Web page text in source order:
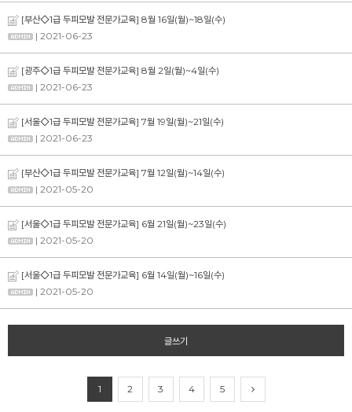
[부산◇1급 두피모발 전문가교육] 8월 16일(월)~18일(수)
| 2021-06-23
[광주◇1급 두피모발 전문가교육] 8월 2일(월)~4일(수)
| 2021-06-23
[서울◇1급 두피모발 전문가교육] 7월 19일(월)~21일(수)
| 2021-06-23
[부산◇1급 두피모발 전문가교육] 7월 12일(월)~14일(수)
| 2021-05-20
[서울◇1급 두피모발 전문가교육] 6월 21일(월)~23일(수)
| 2021-05-20
[서울◇1급 두피모발 전문가교육] 6월 14일(월)~16일(수)
| 2021-05-20
글쓰기
1 2 3 4 5